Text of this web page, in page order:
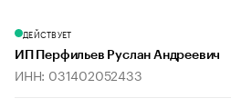
ДЕЙСТВУЕТ
ИП Перфильев Руслан Андреевич
ИНН: 031402052433